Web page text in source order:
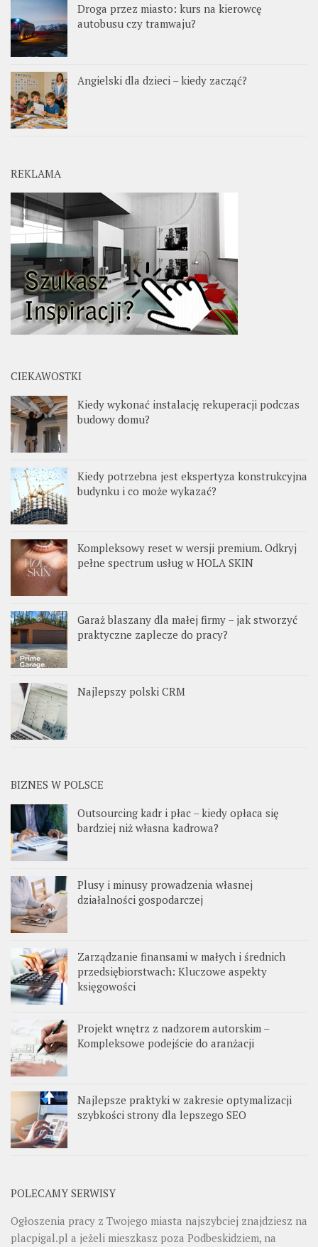
Droga przez miasto: kurs na kierowcę
autobusu czy tramwaju?
Angielski dla dzieci – kiedy zacząć?
REKLAMA
CIEKAWOSTKI
Kiedy wykonać instalację rekuperacji podczas
budowy domu?
Kiedy potrzebna jest ekspertyza konstrukcyjna
budynku i co może wykazać?
Kompleksowy reset w wersji premium. Odkryj
pełne spectrum usług w HOLA SKIN
Garaż blaszany dla małej firmy – jak stworzyć
praktyczne zaplecze do pracy?
Najlepszy polski CRM
BIZNES W POLSCE
Outsourcing kadr i płac – kiedy opłaca się
bardziej niż własna kadrowa?
Plusy i minusy prowadzenia własnej
działalności gospodarczej
Zarządzanie finansami w małych i średnich
przedsiębiorstwach: Kluczowe aspekty
księgowości
Projekt wnętrz z nadzorem autorskim –
Kompleksowe podejście do aranżacji
Najlepsze praktyki w zakresie optymalizacji
szybkości strony dla lepszego SEO
POLECAMY SERWISY
Ogłoszenia pracy z Twojego miasta najszybciej znajdziesz na
placpigal.pl a jeżeli mieszkasz poza Podbeskidziem, na